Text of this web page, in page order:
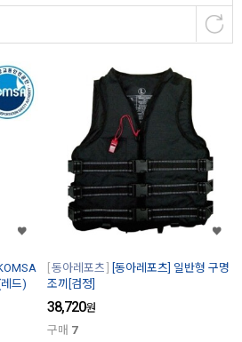
드)
동아레포츠
[동아레포츠] 일반형 구명
조끼[검정]
38,720원
구매 7